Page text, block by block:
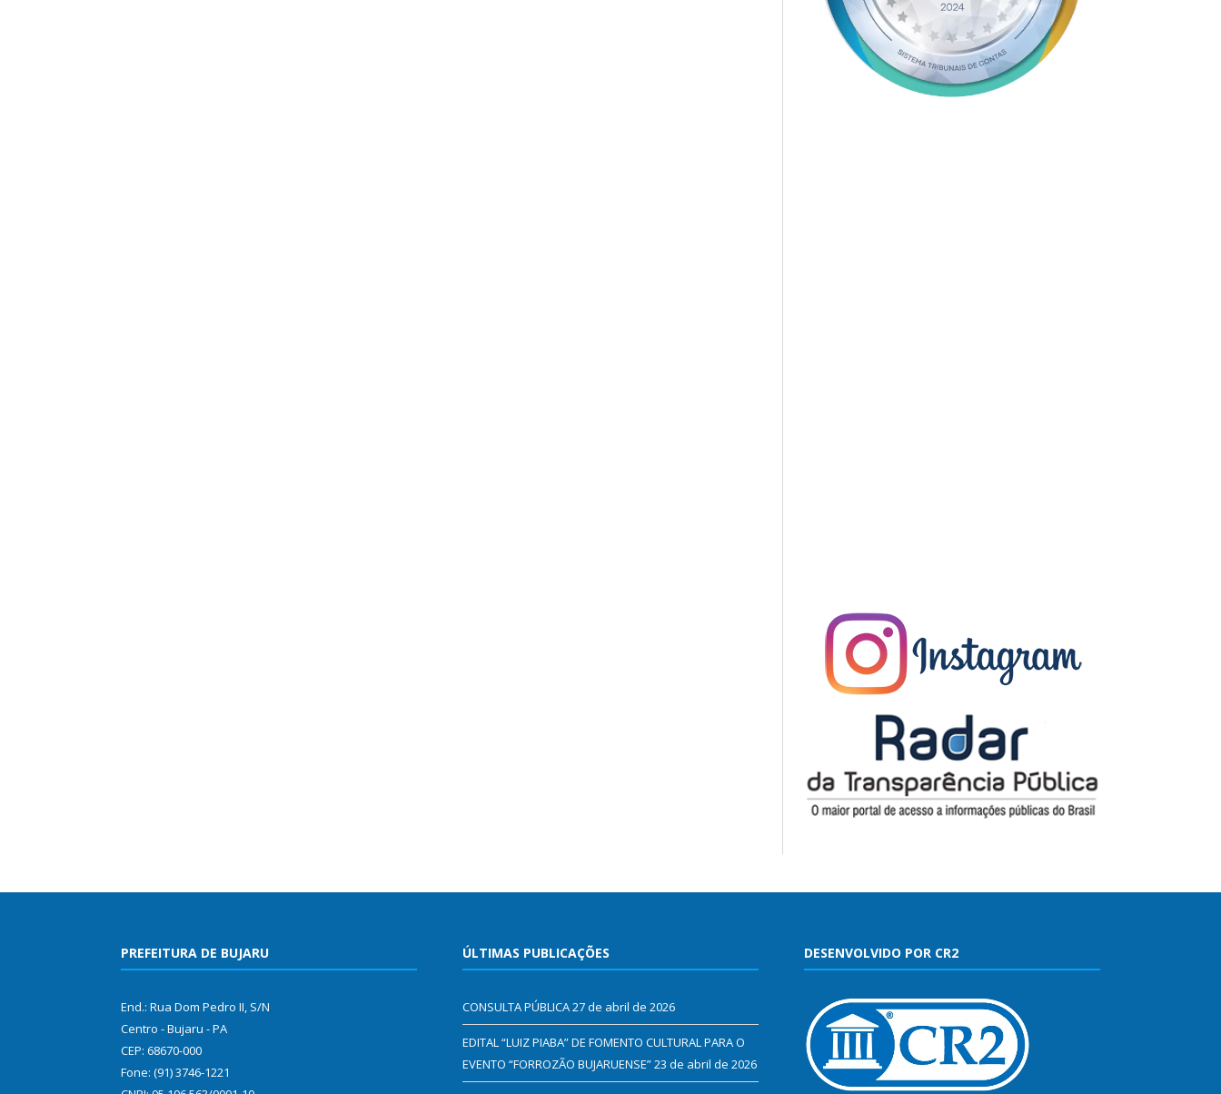
PREFEITURA DE BUJARU
End.: Rua Dom Pedro II, S/N
Centro - Bujaru - PA
CEP: 68670-000
Fone: (91) 3746-1221
ÚLTIMAS PUBLICAÇÕES
CONSULTA PÚBLICA27 de abril de 2026
EDITAL “LUIZ PIABA” DE FOMENTO CULTURAL PARA O
EVENTO “FORROZÃO BUJARUENSE”23 de abril de 2026
DESENVOLVIDO POR CR2